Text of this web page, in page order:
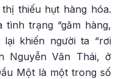
thiếu hụt hàng hóa.
trạng “găm hàng,
khiến người ta “rơi
Nguyễn Văn Thái, ở
Một là một trong số